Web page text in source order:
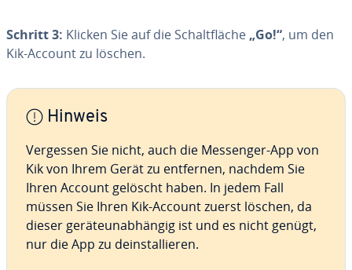
Schritt 3: Klicken Sie auf die Schalt­flä­che „Go!“, um den
Kik-Account zu löschen.
Hinweis
Vergessen Sie nicht, auch die Messenger-App von
Kik von Ihrem Gerät zu entfernen, nachdem Sie
Ihren Account gelöscht haben. In jedem Fall
müssen Sie Ihren Kik-Account zuerst löschen, da
dieser ge­rä­te­un­ab­hän­gig ist und es nicht genügt,
nur die App zu de­instal­lie­ren.